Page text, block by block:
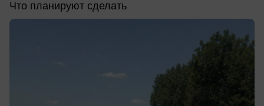
Что планируют сделать